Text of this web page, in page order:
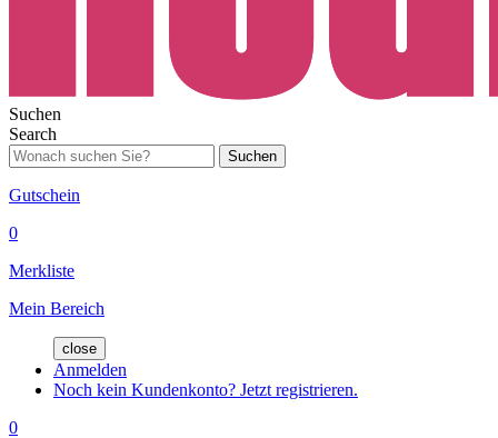
Suchen
Search
Suchen
Gutschein
0
Merkliste
Mein Bereich
close
Anmelden
Noch kein Kundenkonto? Jetzt registrieren.
0